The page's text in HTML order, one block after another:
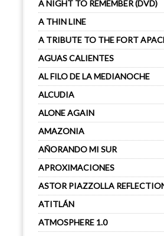
A NIGHT TO REMEMBER (DVD)
A THIN LINE
A TRIBUTE TO THE FORT
AGUAS CALIENTES
AL FILO DE LA MEDIANOCHE
ALCUDIA
ALONE AGAIN
AMAZONIA
AÑORANDO MI SUR
APROXIMACIONES
ASTOR PIAZZOLLA
ATITLÁN
ATMOSPHERE 1.0